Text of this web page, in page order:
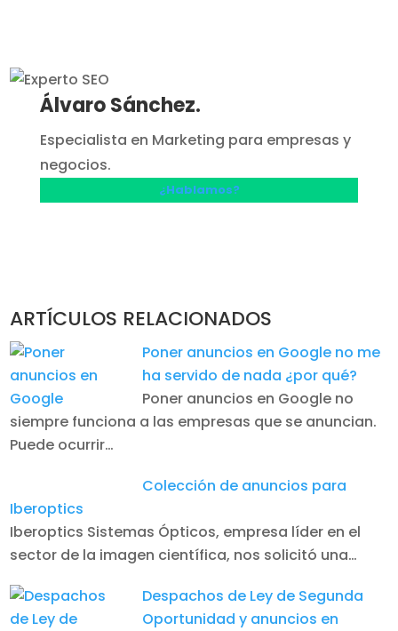
Álvaro Sánchez.
Especialista en Marketing para empresas y
negocios.
¿Hablamos?
ARTÍCULOS RELACIONADOS
Poner anuncios en Google no me
ha servido de nada ¿por qué?
Poner anuncios en Google no
siempre funciona a las empresas que se anuncian.
Puede ocurrir…
Colección de anuncios para
Iberoptics
Iberoptics Sistemas Ópticos, empresa líder en el
sector de la imagen científica, nos solicitó una…
Despachos de Ley de Segunda
Oportunidad y anuncios en